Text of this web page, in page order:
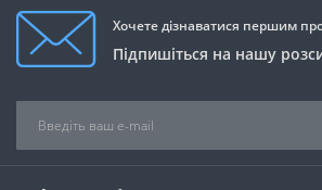
Хочете дізнаватися першим про
Підпишіться на нашу